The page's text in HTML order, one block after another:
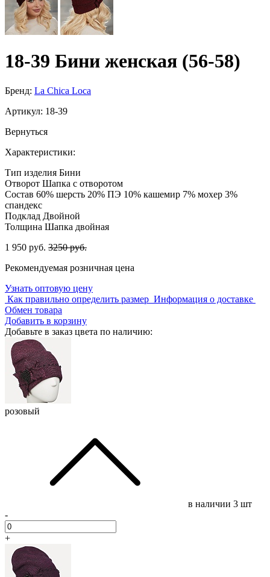
18-39 Бини женская (56-58)
Бренд: La Chica Loca
Артикул: 18-39
Вернуться
Характеристики:
Тип изделия Бини
Отворот Шапка с отворотом
Состав 60% шерсть 20% ПЭ 10% кашемир 7% мохер 3%
спандекс
Подклад Двойной
Толщина Шапка двойная
1 950 руб. 3250 руб.
Рекомендуемая розничная цена
Узнать оптовую цену
Как правильно определить размер Информация о доставке
Обмен товара
Добавить в корзину
Добавьте в заказ цвета по наличию:
розовый
в наличии 3 шт
-
+